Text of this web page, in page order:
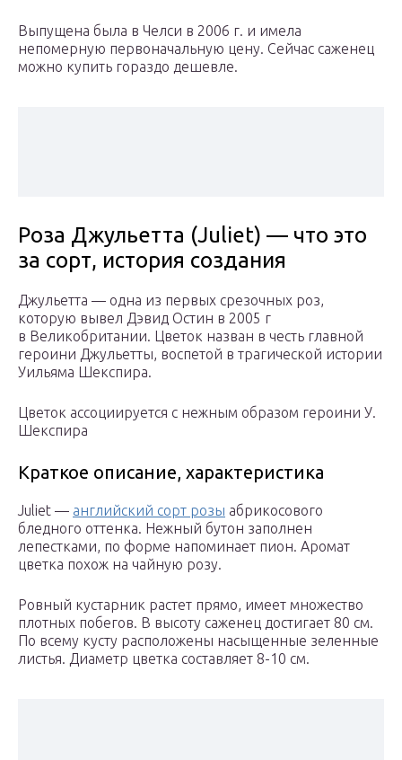
Выпущена была в Челси в 2006 г. и имела
непомерную первоначальную цену. Сейчас саженец
можно купить гораздо дешевле.
Роза Джульетта (Juliet) — что это
за сорт, история создания
Джульетта — одна из первых срезочных роз,
которую вывел Дэвид Остин в 2005 г
в Великобритании. Цветок назван в честь главной
героини Джульетты, воспетой в трагической истории
Уильяма Шекспира.
Цветок ассоциируется с нежным образом героини У.
Шекспира
Краткое описание, характеристика
Juliet — английский сорт розы абрикосового
бледного оттенка. Нежный бутон заполнен
лепестками, по форме напоминает пион. Аромат
цветка похож на чайную розу.
Ровный кустарник растет прямо, имеет множество
плотных побегов. В высоту саженец достигает 80 см.
По всему кусту расположены насыщенные зеленные
листья. Диаметр цветка составляет 8-10 см.